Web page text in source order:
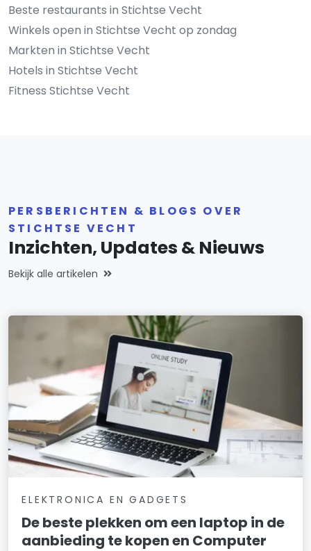
Beste restaurants in Stichtse Vecht
Winkels open in Stichtse Vecht op zondag
Markten in Stichtse Vecht
Hotels in Stichtse Vecht
Fitness Stichtse Vecht
PERSBERICHTEN & BLOGS OVER
STICHTSE VECHT
Inzichten, Updates & Nieuws
Bekijk alle artikelen
ELEKTRONICA EN GADGETS
De beste plekken om een laptop in de
aanbieding te kopen en Computer